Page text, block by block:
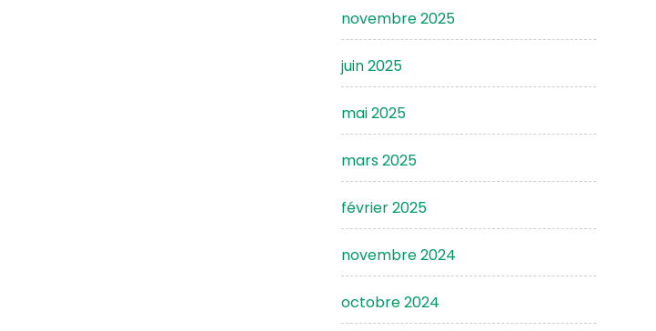
novembre 2025
juin 2025
mai 2025
mars 2025
février 2025
novembre 2024
octobre 2024